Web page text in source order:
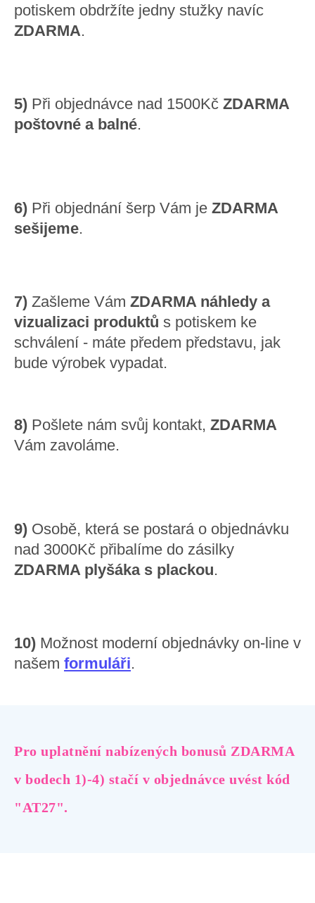
potiskem obdržíte jedny stužky navíc
ZDARMA.
5) Při objednávce nad 1500Kč ZDARMA
poštovné a balné.
6) Při objednání šerp Vám je ZDARMA
sešijeme.
7) Zašleme Vám ZDARMA náhledy a
vizualizaci produktů s potiskem ke
schválení - máte předem představu, jak
bude výrobek vypadat.
8) Pošlete nám svůj kontakt, ZDARMA
Vám zavoláme.
9) Osobě, která se postará o objednávku
nad 3000Kč přibalíme do zásilky
ZDARMA plyšáka s plackou.
10) Možnost moderní objednávky on-line v
našem formuláři.
Pro uplatnění nabízených bonusů ZDARMA
v bodech 1)-4) stačí v objednávce uvést kód
"AT27".